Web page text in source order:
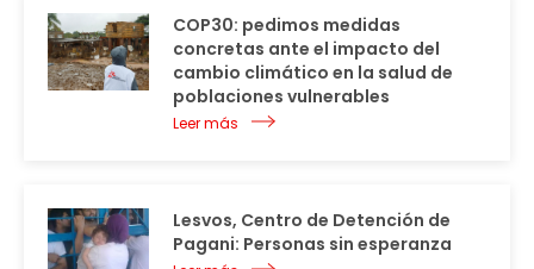
COP30: pedimos medidas
concretas ante el impacto del
cambio climático en la salud de
poblaciones vulnerables
Leer más
Lesvos, Centro de Detención de
Pagani: Personas sin esperanza